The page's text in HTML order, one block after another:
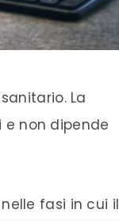
La
non dipende
fasi in cui il